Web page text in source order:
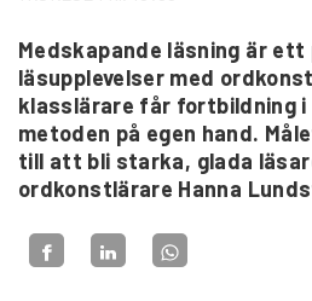
Medskapande läsning är
läsupplevelser med
klasslärare får fortbildning
metoden på egen hand.
till att bli starka, glada
ordkonstlärare Hanna